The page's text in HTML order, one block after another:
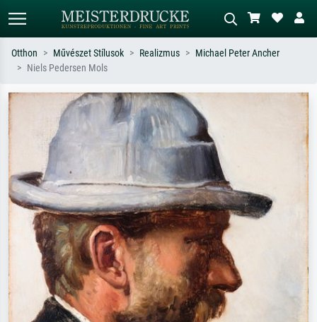
Keressen művész, műcím vagy stílus
szerint – pl. Monet, Csillagos éj,
impresszionizmus, Hokusai-hullám,
akt.
Írja le a jelenetet – pl. zöld rét, sok
piros absztrakt, sötét olajkép, álló akt
egy fa mellett.
Otthon Művészet Stílusok Realizmus
Michael Peter Ancher
Niels Pedersen Mols